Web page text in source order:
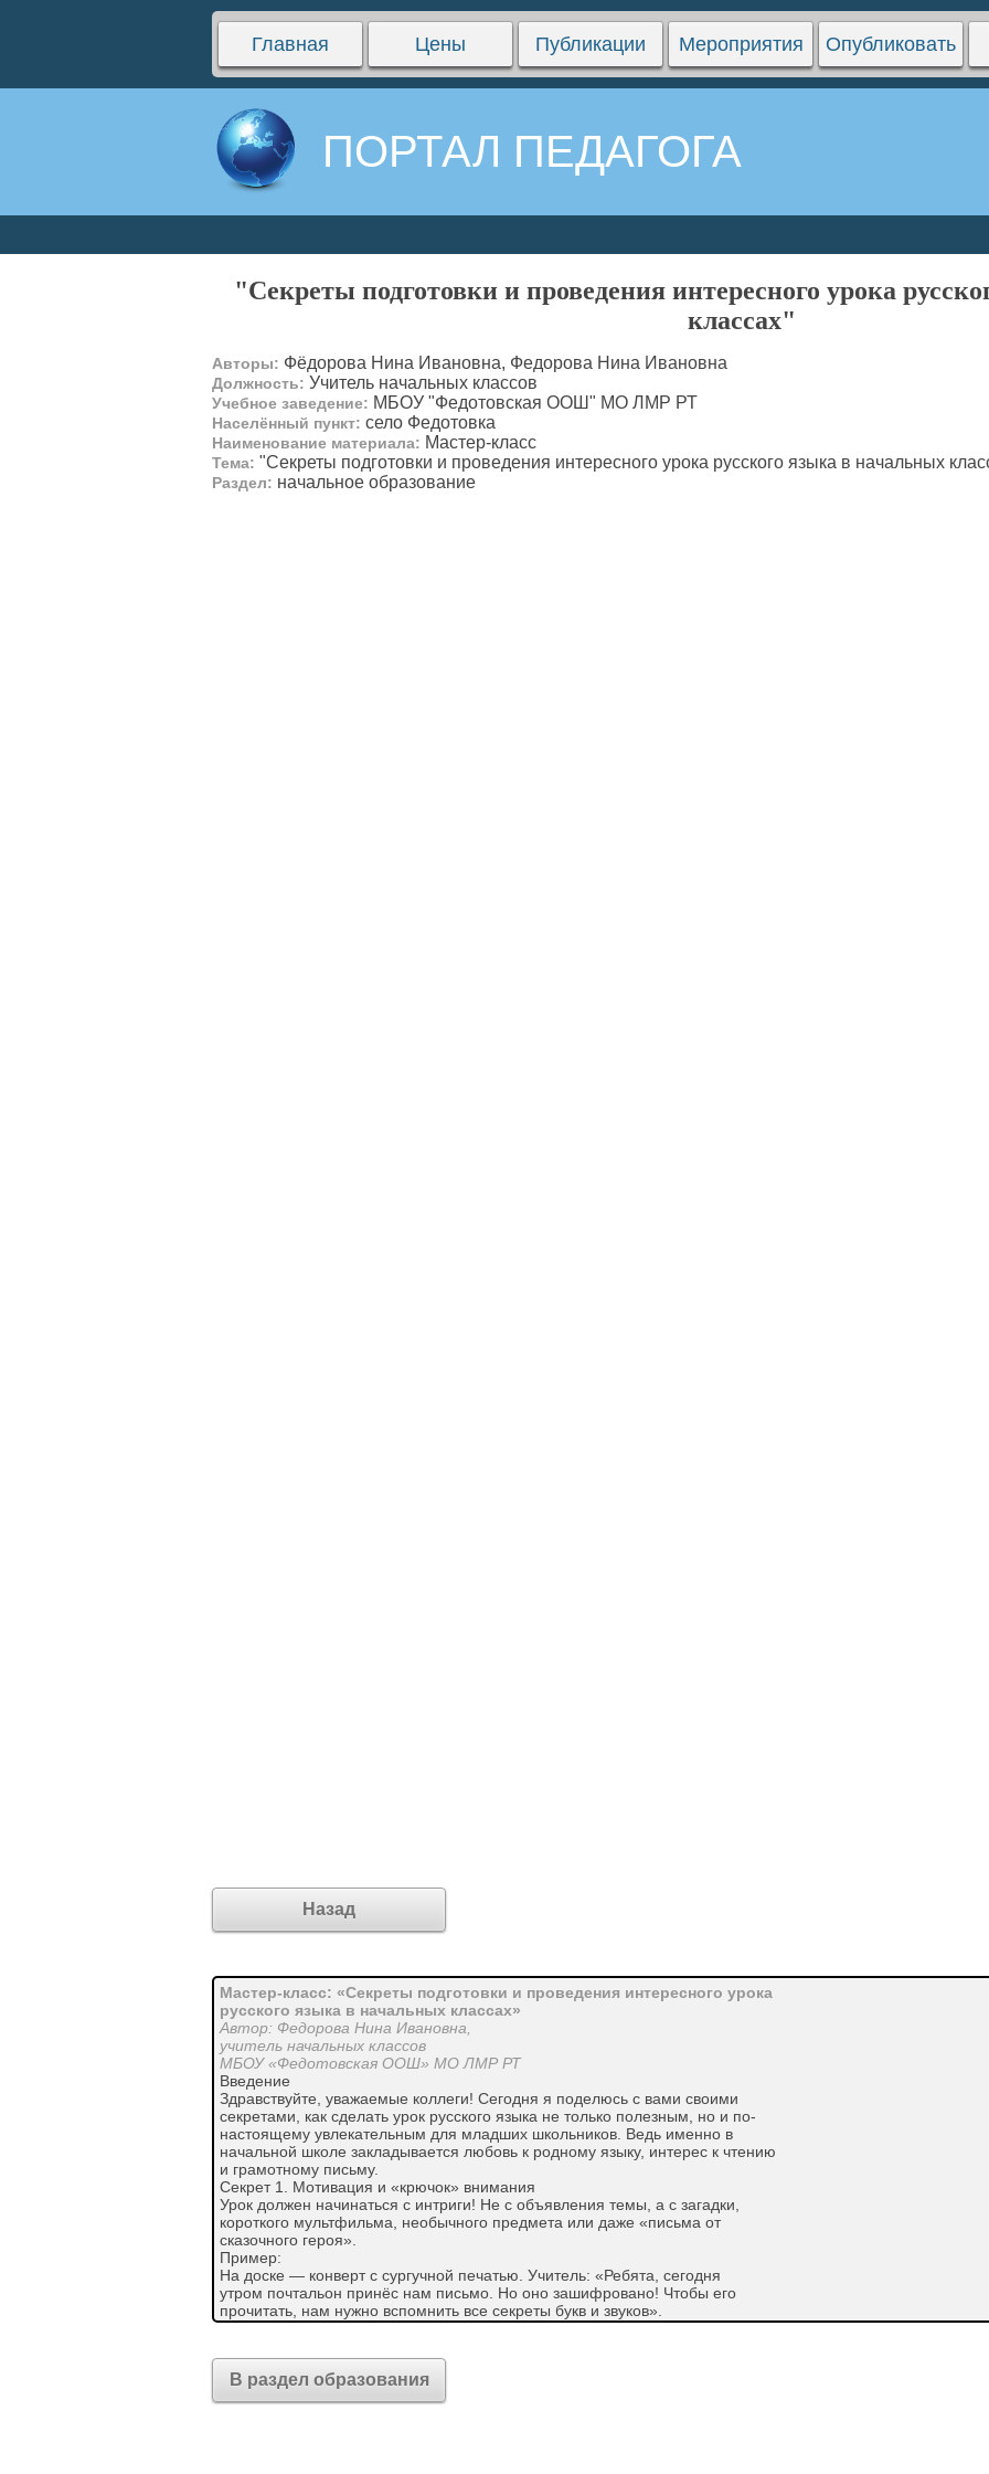
Главная Цены Публикации Мероприятия Опубликовать
ПОРТАЛ ПЕДАГОГА
"Секреты подготовки и проведения интересного урока
классах"
Авторы: Фёдорова Нина Ивановна, Федорова Нина Ивановна
Должность: Учитель начальных классов
Учебное заведение: МБОУ "Федотовская ООШ" МО ЛМР РТ
Населённый пункт: село Федотовка
Наименование материала: Мастер-класс
Тема: "Секреты подготовки и проведения интересного урока русского языка в начальных
Раздел: начальное образование
Назад
Мастер-класс: «Секреты подготовки и проведения интересного урока
русского языка в начальных классах»
Автор: Федорова Нина Ивановна,
учитель начальных классов
МБОУ «Федотовская ООШ» МО ЛМР РТ
Введение
Здравствуйте, уважаемые коллеги! Сегодня я поделюсь с вами своими
секретами, как сделать урок русского языка не только полезным, но и по-
настоящему увлекательным для младших школьников. Ведь именно в
начальной школе закладывается любовь к родному языку, интерес к чтению
и грамотному письму.
Секрет 1. Мотивация и «крючок» внимания
Урок должен начинаться с интриги! Не с объявления темы, а с загадки,
короткого мультфильма, необычного предмета или даже «письма от
сказочного героя».
Пример:
На доске — конверт с сургучной печатью. Учитель: «Ребята, сегодня
утром почтальон принёс нам письмо. Но оно зашифровано! Чтобы его
прочитать, нам нужно вспомнить все секреты букв и звуков».
Такой подход сразу включает детей в работу, вызывает любопытство и
Секрет 2. Игровые технологии — основа обучения
Для младшего школьника игра — ведущий вид деятельности. Любой
грамматический или орфографический материал можно превратить в игру.
В раздел образования